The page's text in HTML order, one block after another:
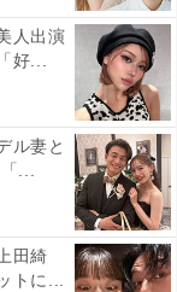
人出演
好...
ル妻と
...
田綺
トに...